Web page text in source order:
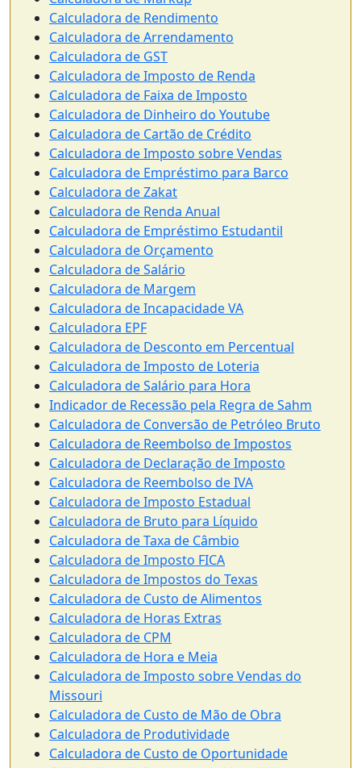
Calculadora de Rendimento
Calculadora de Arrendamento
Calculadora de GST
Calculadora de Imposto de Renda
Calculadora de Faixa de Imposto
Calculadora de Dinheiro do Youtube
Calculadora de Cartão de Crédito
Calculadora de Imposto sobre Vendas
Calculadora de Empréstimo para Barco
Calculadora de Zakat
Calculadora de Renda Anual
Calculadora de Empréstimo Estudantil
Calculadora de Orçamento
Calculadora de Salário
Calculadora de Margem
Calculadora de Incapacidade VA
Calculadora EPF
Calculadora de Desconto em Percentual
Calculadora de Imposto de Loteria
Calculadora de Salário para Hora
Indicador de Recessão pela Regra de Sahm
Calculadora de Conversão de Petróleo Bruto
Calculadora de Reembolso de Impostos
Calculadora de Declaração de Imposto
Calculadora de Reembolso de IVA
Calculadora de Imposto Estadual
Calculadora de Bruto para Líquido
Calculadora de Taxa de Câmbio
Calculadora de Imposto FICA
Calculadora de Impostos do Texas
Calculadora de Custo de Alimentos
Calculadora de Horas Extras
Calculadora de CPM
Calculadora de Hora e Meia
Calculadora de Imposto sobre Vendas do
Missouri
Calculadora de Custo de Mão de Obra
Calculadora de Produtividade
Calculadora de Custo de Oportunidade